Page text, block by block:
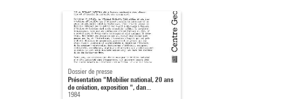
Dossier de presse
Présentation "Mobilier national, 20 ans
de création, exposition ", dan...
1984